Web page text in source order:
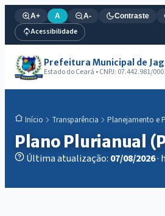
A+ A A- Contraste
Acessibilidade
Prefeitura Municipal de
Estado do Ceará • CNPJ: 07.442.981/
Início Transparência Planejamento e
Plano Plurianual
Última atualização: 07/08/2026·